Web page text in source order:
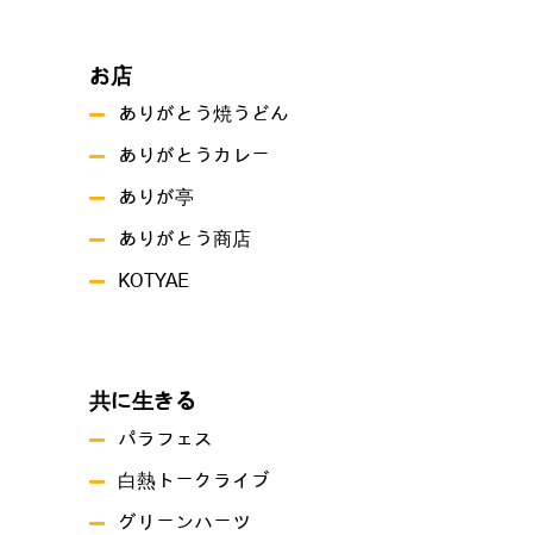
お店
ありがとう焼うどん
ありがとうカレー
ありが亭
ありがとう商店
KOTYAE
共に生きる
パラフェス
白熱トークライブ
グリーンハーツ